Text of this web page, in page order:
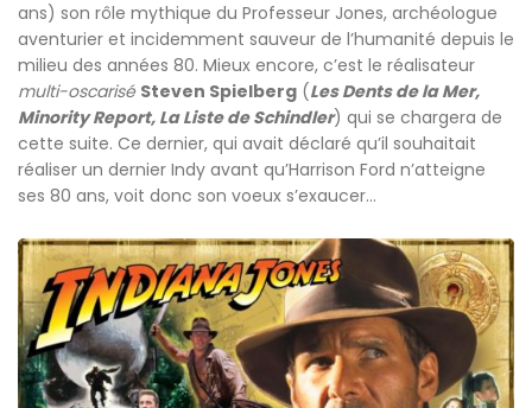
ans) son rôle mythique du Professeur Jones, archéologue
aventurier et incidemment sauveur de l’humanité depuis le
milieu des années 80. Mieux encore, c’est le réalisateur
multi-oscarisé Steven Spielberg (Les Dents de la Mer,
Minority Report, La Liste de Schindler) qui se chargera de
cette suite. Ce dernier, qui avait déclaré qu’il souhaitait
réaliser un dernier Indy avant qu’Harrison Ford n’atteigne
ses 80 ans, voit donc son voeux s’exaucer…